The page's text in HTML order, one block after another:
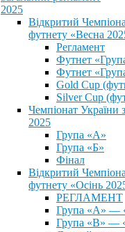
2025
Відкритий
футнету «Весна
Регламент
Футнет
Футнет
Gold Cup
Silver Cup
Чемпіонат України
2025
Група «А»
Група «Б»
Фінал
Відкритий
футнету «Осінь
РЕГЛАМЕНТ
Група «А» —
Група «В» —